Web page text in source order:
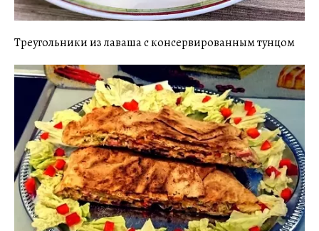
Треугольники из лаваша с консервированным тунцом